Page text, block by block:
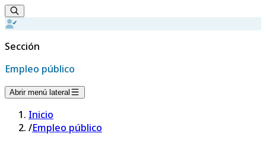
Sección
Empleo público
Abrir menú lateral
Inicio
/Empleo público